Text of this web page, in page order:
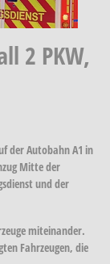
2 PKW,
der Autobahn A1 in
Mitte der
und der
miteinander.
Fahrzeugen, die